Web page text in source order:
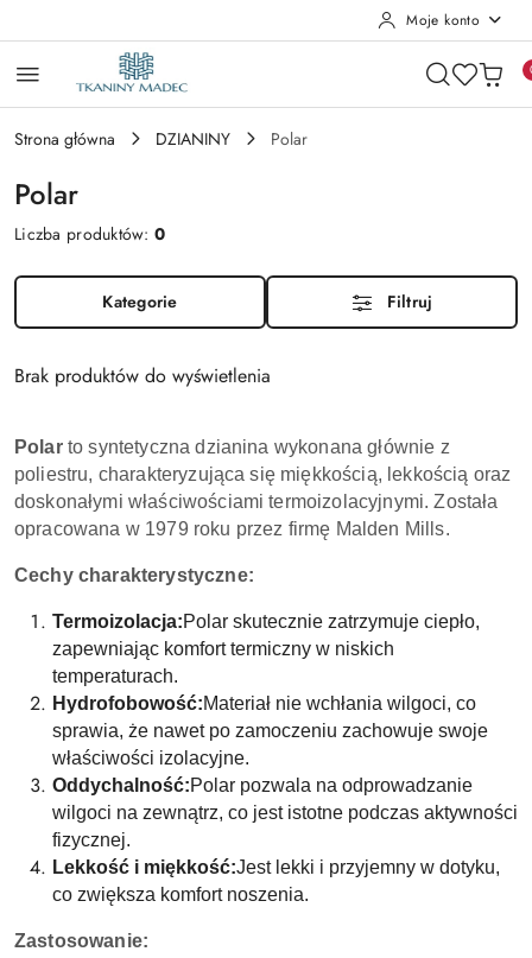
Moje konto
Strona główna DZIANINY Polar
Polar
Liczba produktów:0
Kategorie Filtruj
Brak produktów do wyświetlenia
Polar to syntetyczna dzianina wykonana głównie z
poliestru, charakteryzująca się miękkością, lekkością oraz
doskonałymi właściwościami termoizolacyjnymi. Została
opracowana w 1979 roku przez firmę Malden Mills.
Cechy charakterystyczne:
Termoizolacja:Polar skutecznie zatrzymuje ciepło,
zapewniając komfort termiczny w niskich
temperaturach.
Hydrofobowość:Materiał nie wchłania wilgoci, co
sprawia, że nawet po zamoczeniu zachowuje swoje
właściwości izolacyjne.
Oddychalność:Polar pozwala na odprowadzanie
wilgoci na zewnątrz, co jest istotne podczas aktywności
fizycznej.
Lekkość i miękkość:Jest lekki i przyjemny w dotyku,
co zwiększa komfort noszenia.
Zastosowanie: